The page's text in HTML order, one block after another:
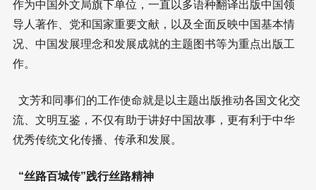
作为中国外文局旗下单位，一直以多语种翻译出版中国领
导人著作、党和国家重要文献，以及全面反映中国基本情
况、中国发展理念和发展成就的主题图书等为重点出版工
作。
文芳和同事们的工作使命就是以主题出版推动各国文化交
流、文明互鉴，不仅有助于讲好中国故事，更有利于中华
优秀传统文化传播、传承和发展。
“丝路百城传”践行丝路精神